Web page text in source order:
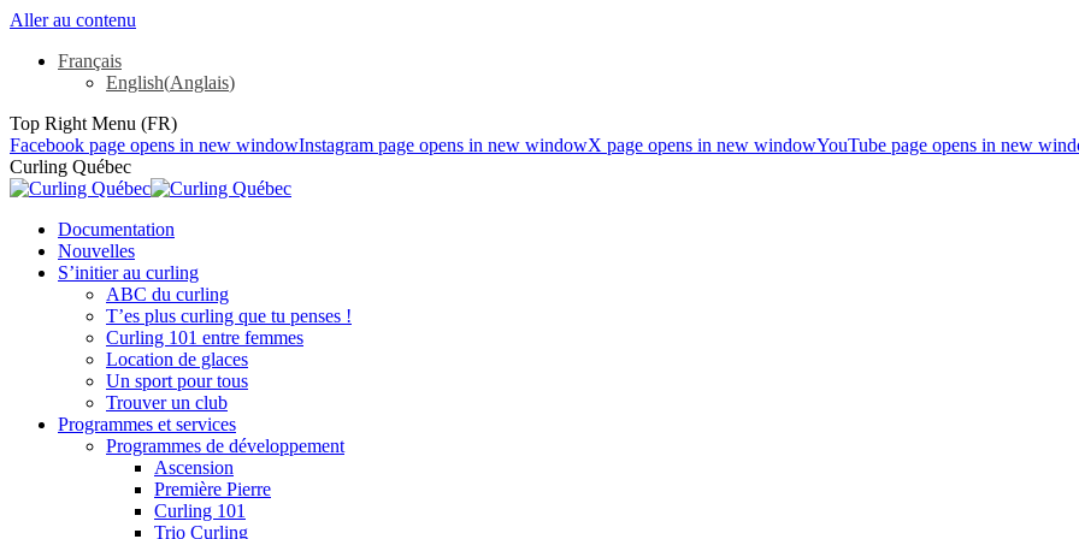
Aller au contenu
Français
English(Anglais)
Top Right Menu (FR)
Facebook page opens in new windowInstagram page opens in new windowX page opens in new windowYouTube page opens in new
Curling Québec
Documentation
Nouvelles
S’initier au curling
ABC du curling
T’es plus curling que tu penses !
Curling 101 entre femmes
Location de glaces
Un sport pour tous
Trouver un club
Programmes et services
Programmes de développement
Ascension
Première Pierre
Curling 101
Trio Curling